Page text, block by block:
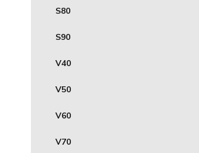
S80
S90
V40
V50
V60
V70